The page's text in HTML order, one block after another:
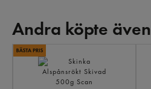
Andra köpte även